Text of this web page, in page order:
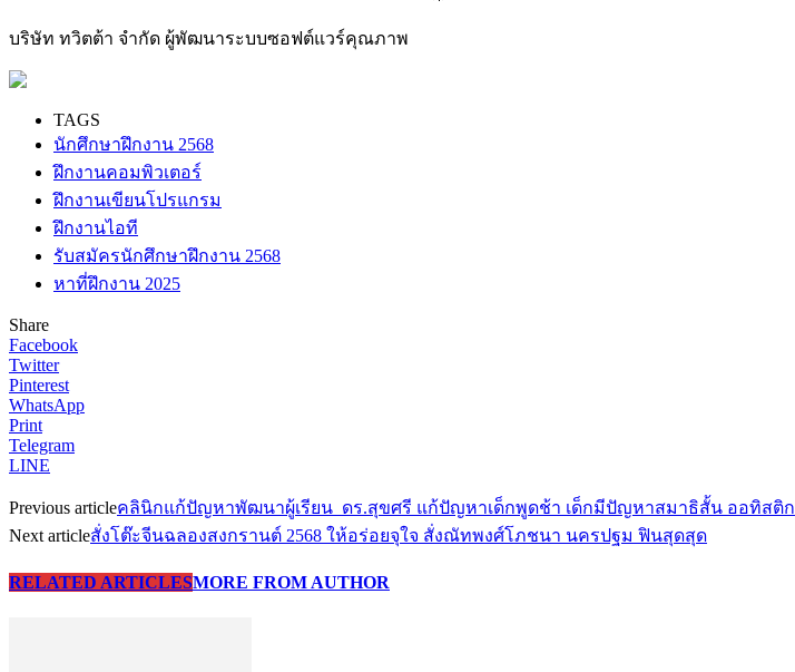
บริษัท ทวิตต้า จำกัด ผู้พัฒนาระบบซอฟต์แวร์คุณภาพ
TAGS
นักศึกษาฝึกงาน 2568
ฝึกงานคอมพิวเตอร์
ฝึกงานเขียนโปรแกรม
ฝึกงานไอที
รับสมัครนักศึกษาฝึกงาน 2568
หาที่ฝึกงาน 2025
Share
Facebook
Twitter
Pinterest
WhatsApp
Print
Telegram
LINE
Previous articleคลินิกแก้ปัญหาพัฒนาผู้เรียน ดร.สุขศรี แก้ปัญหาเด็กพูดช้า เด็กมีปัญหาสมาธิสั้น ออทิสติก
Next articleสั่งโต๊ะจีนฉลองสงกรานต์ 2568 ให้อร่อยจุใจ สั่งณัทพงศ์โภชนา นครปฐม ฟินสุดสุด
RELATED ARTICLESMORE FROM AUTHOR